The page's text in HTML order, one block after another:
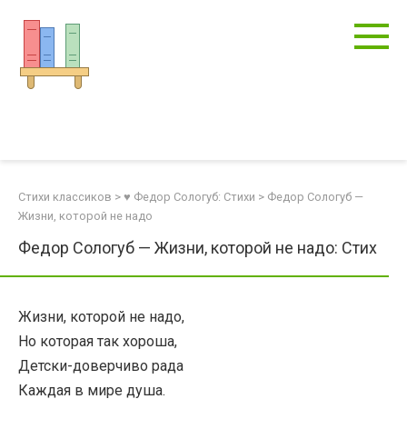
контенту
Стихи классиков > ♥ Федор Сологуб: Стихи > Федор Сологуб —
Жизни, которой не надо
Федор Сологуб — Жизни, которой не надо: Стих
Жизни, которой не надо,
Но которая так хороша,
Детски-доверчиво рада
Каждая в мире душа.